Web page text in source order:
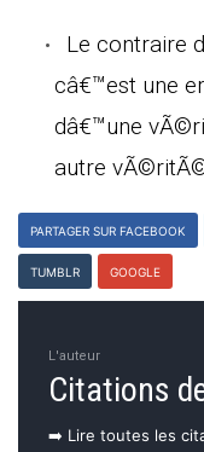
Le contraire
câ€™est une
dâ€™une
autre
PARTAGER SUR FACEBOOK
TUMBLR GOOGLE
L'auteur
Citations
➡️ Lire toutes les